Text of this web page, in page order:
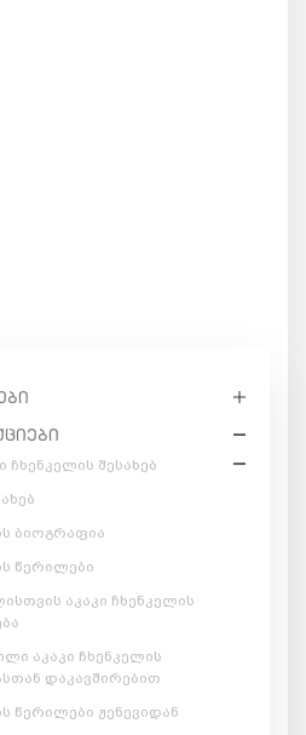
ჩხენკელის შესახებ
ბიოგრაფია
წერილები
აკაკი ჩხენკელის
აკაკი ჩხენკელის
დაკავშირებით
წერილები ჟენევიდან